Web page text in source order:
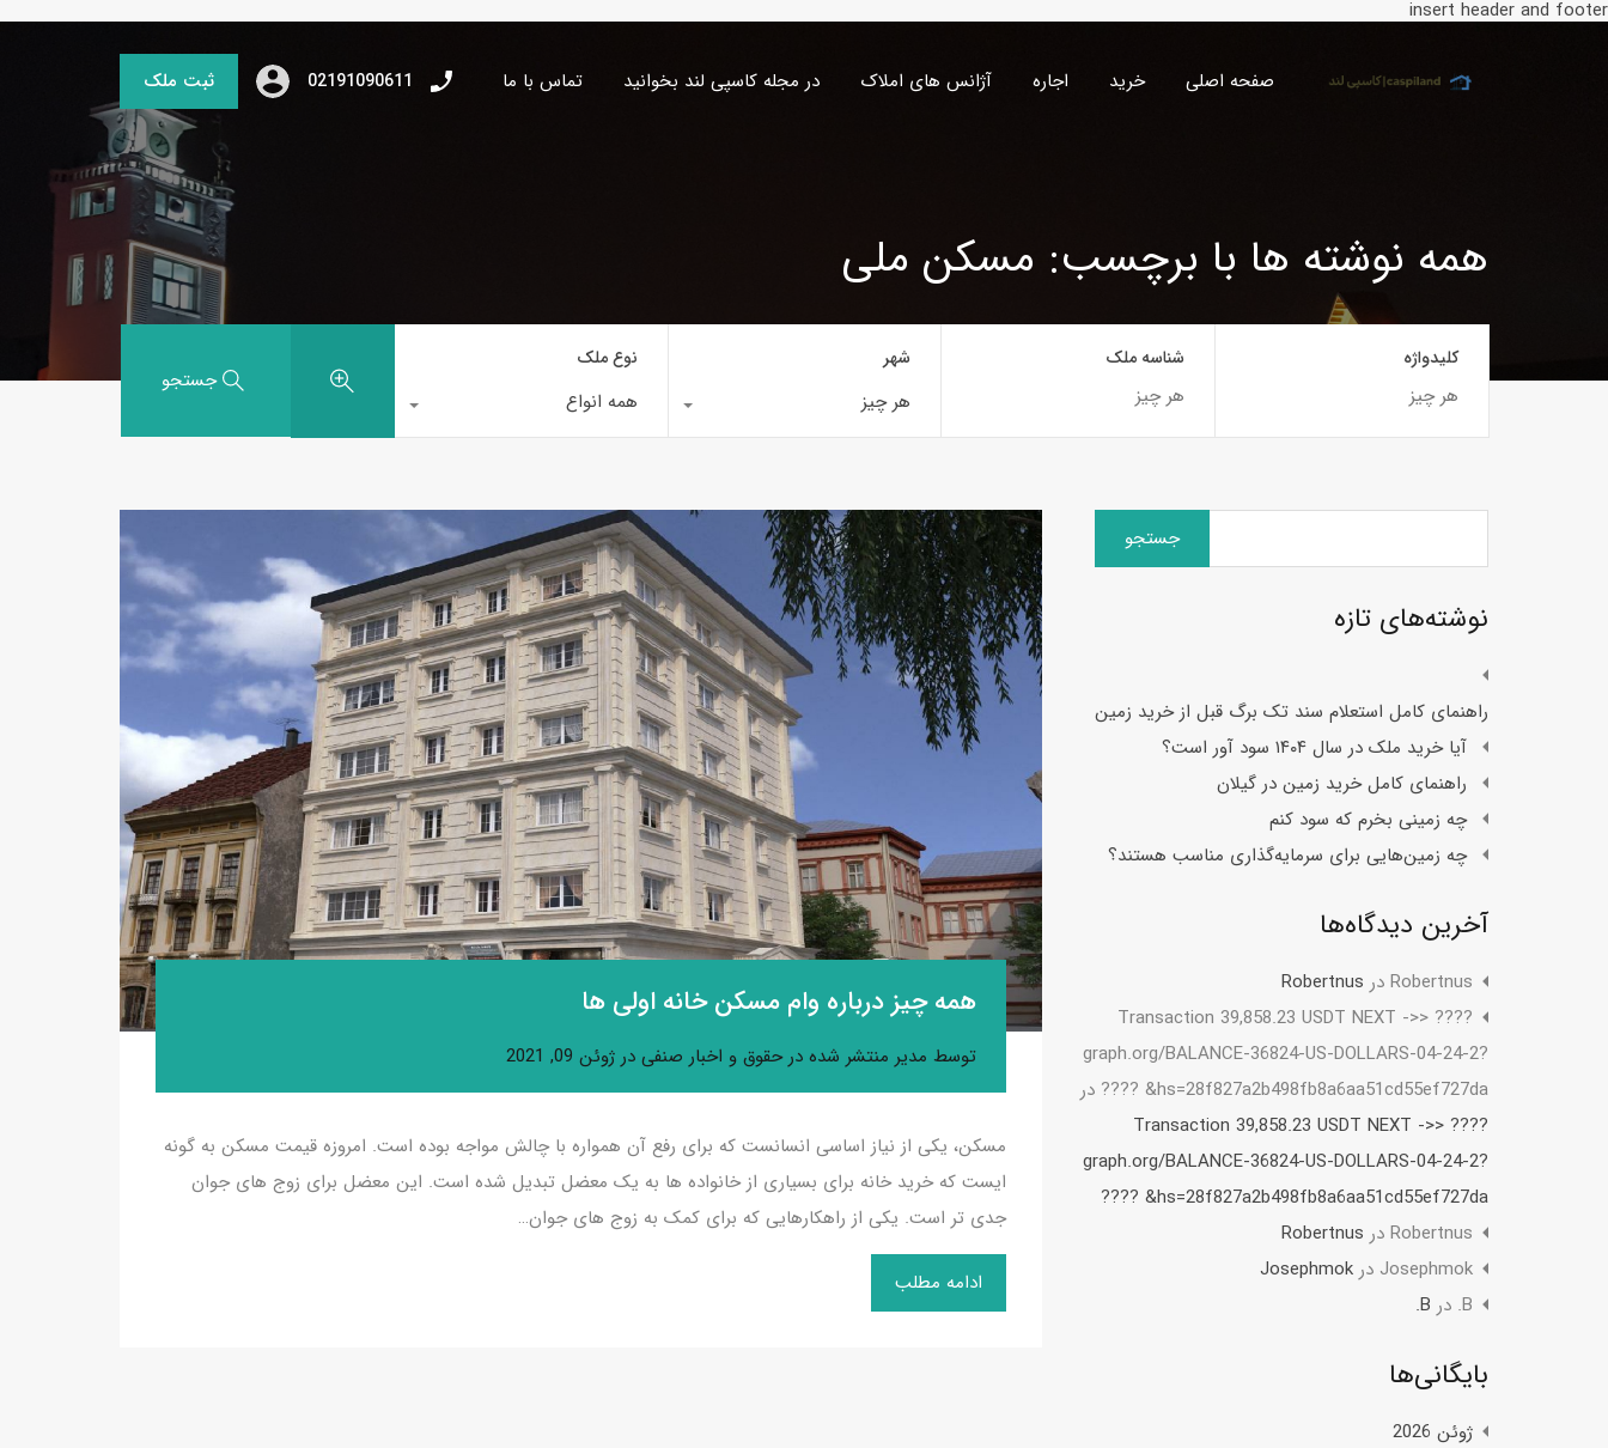
insert header and footer
صفحه اصلی خرید اجاره آژانس های املاک در مجله کاسپی لند بخوانید تماس با ما 02191090611 ثبت ملک
همه نوشته ها با برچسب: مسکن ملی
کلیدواژه شناسه ملک شهر
هر چیز
نوع ملک
همه انواع
جستجو
همه چیز درباره وام مسکن خانه اولی ها
توسط مدیر منتشر شده درحقوق و اخبار صنفی درژوئن 09, 2021
مسکن، یکی از نیاز اساسی انسانست که برای رفع آن همواره با چالش مواجه بوده است. امروزه قیمت مسکن به گونه
ایست که خرید خانه برای بسیاری از خانواده ها به یک معضل تبدیل شده است. این معضل برای زوج های جوان
جدی تر است. یکی از راهکارهایی که برای کمک به زوج های جوان…
ادامه مطلب
جستجو
برای:
نوشته‌های تازه
راهنمای کامل استعلام سند تک برگ قبل از خرید زمین
آیا خرید ملک در سال ۱۴۰۴ سود آور است؟
راهنمای کامل خرید زمین در گیلان
چه زمینی بخرم که سود کنم
چه زمین‌هایی برای سرمایه‌گذاری مناسب هستند؟
آخرین دیدگاه‌ها
Robertnus در Robertnus
???? Transaction 39,858.23 USDT NEXT ->>
graph.org/BALANCE-36824-US-DOLLARS-04-24-2?
hs=28f827a2b498fb8a6aa51cd55ef727da& ????
در
???? Transaction 39,858.23 USDT NEXT ->>
graph.org/BALANCE-36824-US-DOLLARS-04-24-2?
hs=28f827a2b498fb8a6aa51cd55ef727da& ????
Robertnus در Robertnus
Josephmok درJosephmok
B. در B.
بایگانی‌ها
ژوئن 2026